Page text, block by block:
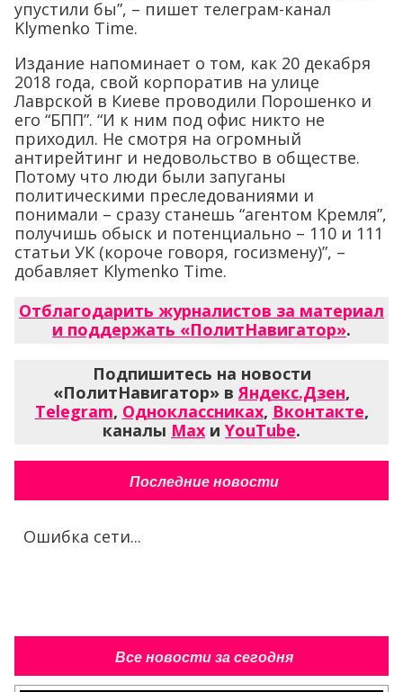
упустили бы”, – пишет телеграм-канал
Klymenko Time.
Издание напоминает о том, как 20 декабря
2018 года, свой корпоратив на улице
Лаврской в Киеве проводили Порошенко и
его “БПП”. “И к ним под офис никто не
приходил. Не смотря на огромный
антирейтинг и недовольство в обществе.
Потому что люди были запуганы
политическими преследованиями и
понимали – сразу станешь “агентом Кремля”,
получишь обыск и потенциально – 110 и 111
статьи УК (короче говоря, госизмену)”, –
добавляет Klymenko Time.
Отблагодарить журналистов за материал
и поддержать «ПолитНавигатор».
Подпишитесь на новости
«ПолитНавигатор» вЯндекс.Дзен,
Telegram, Одноклассниках, Вконтакте,
каналы Max и YouTube.
Последние новости
Ошибка сети...
Все новости за сегодня